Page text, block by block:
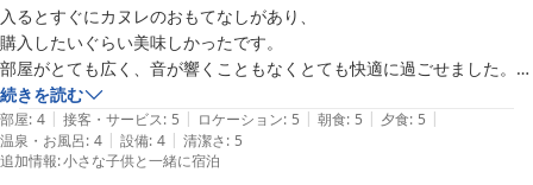
入るとすぐにカヌレのおもてなしがあり、
購入したいぐらい美味しかったです。
部屋がとても広く、音が響くこともなくとても快適に過ごせました。部
屋からの景色も最高でした。
夕食は、どれも美味しく美しい演出があり素敵でした。
お風呂は少々熱めで、熱めが好きな私にはとてもよかったです。
スタッフの方は外国の方が多い印象でしたが、
続きを読む
部屋: 4 | 接客・サービス: 5 | ロケーション: 5 | 朝食: 5 | 夕食: 5 |
温泉・お風呂: 4 | 設備: 4 | 清潔さ: 5
追加情報:小さな子供と一緒に宿泊